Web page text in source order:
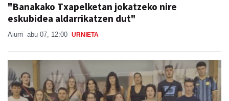
"Banakako Txapelketan jokatzeko nire
eskubidea aldarrikatzen dut"
Aiurri abu 07, 12:00 URNIETA